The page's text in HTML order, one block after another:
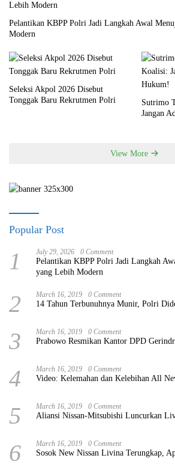
Pelantikan KBPP Polri Jadi Langkah Awal
Modern
Seleksi Akpol 2026 Disebut
Tonggak Baru Rekrutmen Polri
Sutrimo
Jangan
View More
Popular Post
1 July 29, 2026 0 Comment
Pelantikan KBPP Polri Jadi Langkah
yang Lebih Modern
2 March 16, 2019 0 Comment
14 Tahun Terbunuhnya Munir, Polri
3 March 16, 2019 0 Comment
Prabowo Resmikan Kantor DPD
4 March 16, 2019 0 Comment
Video: Kelemahan dan Kelebihan All
5 March 16, 2019 0 Comment
Aliansi Nissan-Mitsubishi Luncurkan
6 March 16, 2019 0 Comment
Sosok New Nissan Livina Terungkap,